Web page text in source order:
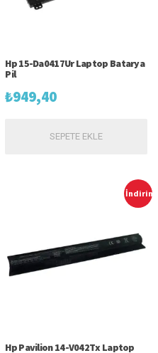
Hp 15-Da0417Ur Laptop Batarya
Pil
₺949,40
SEPETE EKLE
İndirim!
Hp Pavilion 14-V042Tx Laptop